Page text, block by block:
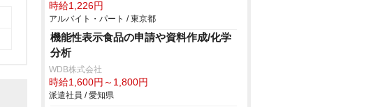
時給1,226円
アルバイト・パート / 東京都
機能性表示食品の申請や資料作成/化学
分析
WDB株式会社
時給1,600円～1,800円
派遣社員 / 愛知県